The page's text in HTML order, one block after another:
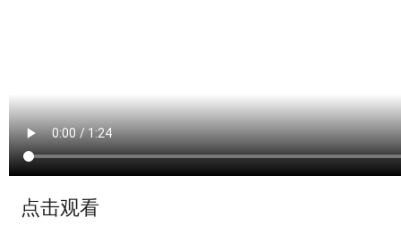
点击观看